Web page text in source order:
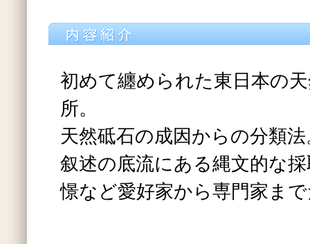
初めて纏められた東日本の
所。
天然砥石の成因からの分類法
叙述の底流にある縄文的な
憬など愛好家から専門家ま